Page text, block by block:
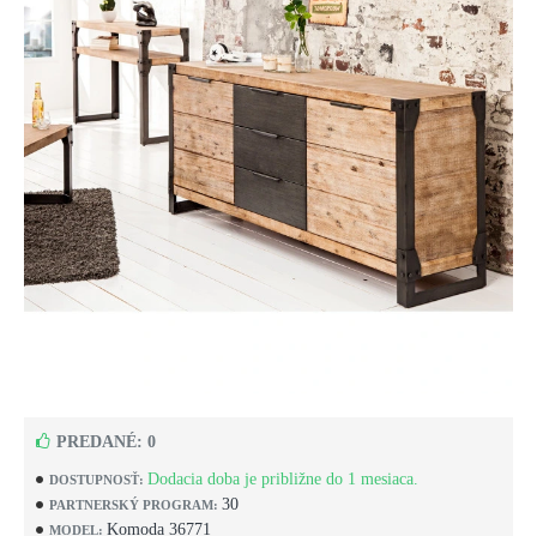
DOSTUPNOSŤ: Dodacia doba je približne do 1 mesiaca.
PARTNERSKÝ PROGRAM: 30
MODEL: Komoda 36771
PREDANÉ: 0